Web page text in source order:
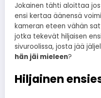
Jokainen tähti aloittaa
ensi kertaa äänensä
kameran eteen vähän
jotka tekevät hiljaisen
sivuroolissa, josta jää
hän jäi mieleen?
Hiljainen